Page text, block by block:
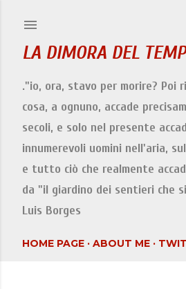
LA DIMORA DEL
."io, ora, stavo per morire? Poi
cosa, a ognuno, accade
secoli, e solo nel presente
innumerevoli uomini nell'aria,
e tutto ciò che realmente
da "il giardino dei sentieri che
Luis Borges
HOME PAGE ABOUT ME